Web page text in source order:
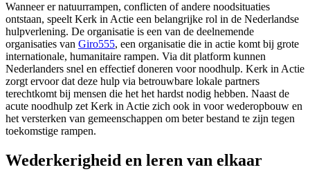
Wanneer er natuurrampen, conflicten of andere noodsituaties
ontstaan, speelt Kerk in Actie een belangrijke rol in de Nederlandse
hulpverlening. De organisatie is een van de deelnemende
organisaties van Giro555, een organisatie die in actie komt bij grote
internationale, humanitaire rampen. Via dit platform kunnen
Nederlanders snel en effectief doneren voor noodhulp. Kerk in Actie
zorgt ervoor dat deze hulp via betrouwbare lokale partners
terechtkomt bij mensen die het het hardst nodig hebben. Naast de
acute noodhulp zet Kerk in Actie zich ook in voor wederopbouw en
het versterken van gemeenschappen om beter bestand te zijn tegen
toekomstige rampen.
Wederkerigheid en leren van elkaar